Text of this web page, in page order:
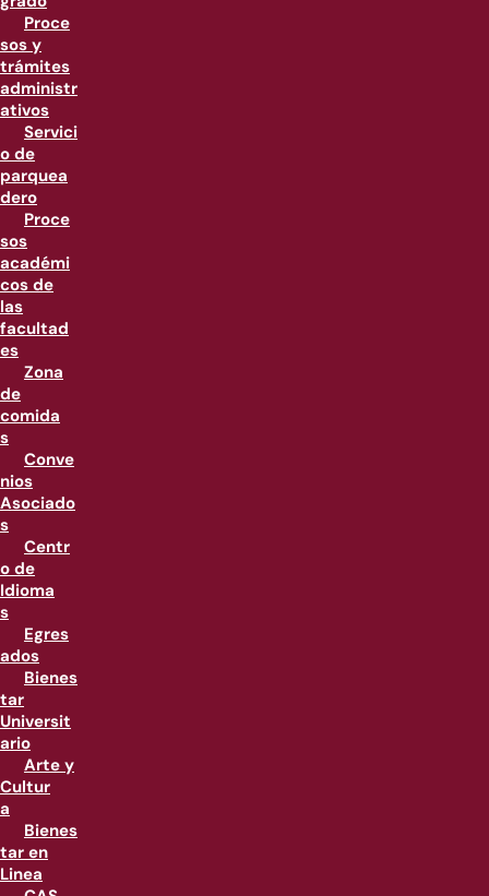
Proce
sos y
trámites
administr
ativos
Servici
o de
parquea
dero
Proce
sos
académi
cos de
las
facultad
es
Zona
de
comida
s
Conve
nios
Asociado
s
Centr
o de
Idioma
s
Egres
ados
Bienes
tar
Universit
ario
Arte y
Cultur
a
Bienes
tar en
Linea